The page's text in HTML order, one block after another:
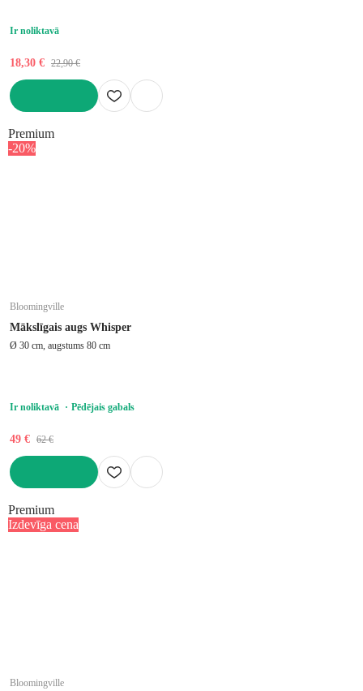
Ir noliktavā
18,30 € 22,90 €
Premium
-20%
Bloomingville
Mākslīgais augs Whisper
Ø 30 cm, augstums 80 cm
Ir noliktavā Pēdējais gabals
49 € 62 €
Premium
Izdevīga cena
Bloomingville